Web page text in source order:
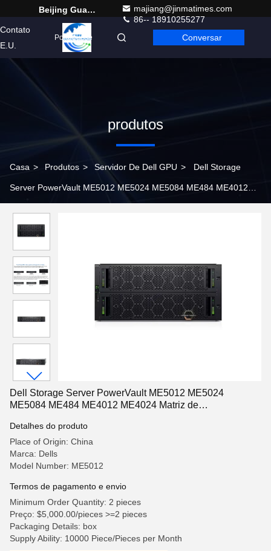
Beijing Guangtian Runze Technology Co., Ltd.
majiang@jinmatimes.com
86-- 18910255277
Contato
E.U.
Portuguese Conversar
produtos
Casa > Produtos > Servidor De Dell GPU > Dell Storage
Server PowerVault ME5012 ME5024 ME5084 ME484 ME4012
Dell Storage Server PowerVault ME5012 ME5024
ME5084 ME484 ME4012 ME4024 Matriz de
Detalhes do produto
Place of Origin: China
Marca: Dells
Model Number: ME5012
Termos de pagamento e envio
Minimum Order Quantity: 2 pieces
Preço: $5,000.00/pieces >=2 pieces
Packaging Details: box
Supply Ability: 10000 Piece/Pieces per Month